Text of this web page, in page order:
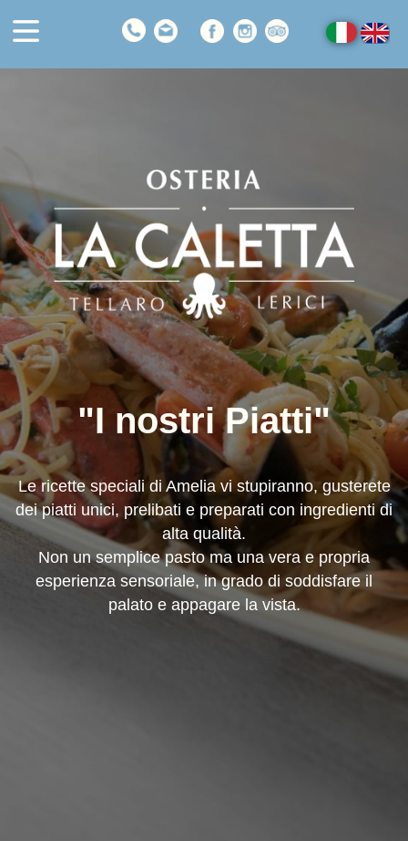
"I nostri Piatti"
Le ricette speciali di Amelia vi stupiranno, gusterete
dei piatti unici, prelibati e preparati con ingredienti di
alta qualità.
Non un semplice pasto ma una vera e propria
esperienza sensoriale, in grado di soddisfare il
palato e appagare la vista.
Il Ristorante
I nostri Piatti
I Vini
Tellaro e Dintorni
Dove Siamo
Contatti